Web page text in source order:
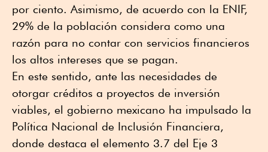
por ciento. Asimismo, de acuerdo con la ENIF,
29% de la población considera como una
razón para no contar con servicios financieros
los altos intereses que se pagan.
En este sentido, ante las necesidades de
otorgar créditos a proyectos de inversión
viables, el gobierno mexicano ha impulsado la
Política Nacional de Inclusión Financiera,
donde destaca el elemento 3.7 del Eje 3